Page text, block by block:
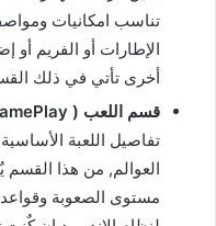
تناسب امكانيات
الإطارات أو الفريم
أخرى تأتي في ذلك
قسم اللعب ( GamePlay ) :
تفاصيل اللعبة
العوالم, من هذا
مستوى الصعوبة